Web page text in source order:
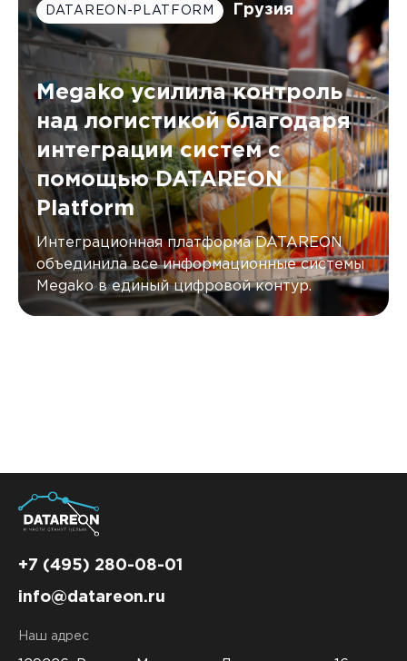
DATAREON-PLATFORM Грузия
Megako усилила контроль
над логистикой благодаря
интеграции систем с
помощью DATAREON
Platform
Интеграционная платформа DATAREON
объединила все информационные системы
Megako в единый цифровой контур.
+7 (495) 280-08-01
info@datareon.ru
Наш адрес